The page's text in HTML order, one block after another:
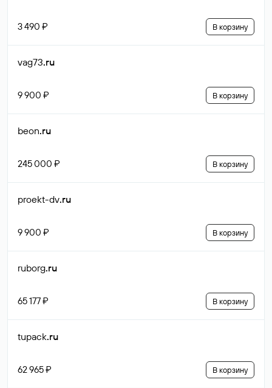
3 490 ₽ В корзину
vag73.ru
9 900 ₽ В корзину
beon.ru
245 000 ₽ В корзину
proekt-dv.ru
9 900 ₽ В корзину
ruborg.ru
65 177 ₽ В корзину
tupack.ru
62 965 ₽ В корзину